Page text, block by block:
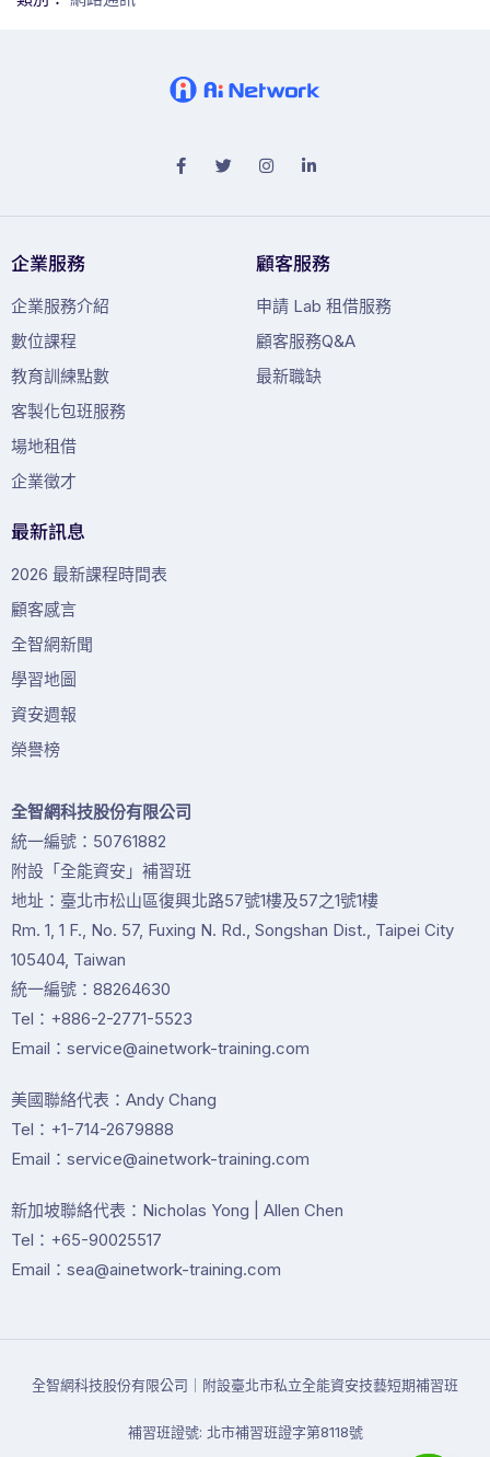
企業服務
企業服務介紹
數位課程
教育訓練點數
客製化包班服務
場地租借
企業徵才
顧客服務
申請 Lab 租借服務
顧客服務Q&A
最新職缺
最新訊息
2026 最新課程時間表
顧客感言
全智網新聞
學習地圖
資安週報
榮譽榜
全智網科技股份有限公司
統一編號：50761882
附設「全能資安」補習班
地址：臺北市松山區復興北路57號1樓及57之1號1樓
Rm. 1, 1 F., No. 57, Fuxing N. Rd., Songshan Dist., Taipei City
105404, Taiwan
統一編號：88264630
Tel：+886-2-2771-5523
Email：service@ainetwork-training.com
美國聯絡代表：Andy Chang
Tel：+1-714-2679888
Email：service@ainetwork-training.com
新加坡聯絡代表：Nicholas Yong | Allen Chen
Tel：+65-90025517
Email：sea@ainetwork-training.com
全智網科技股份有限公司｜附設臺北市私立全能資安技藝短期補習班
補習班證號: 北市補習班證字第8118號